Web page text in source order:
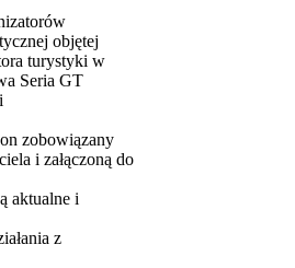
objętej
turystyki w
Seria GT
zobowiązany
i załączoną do
aktualne i
z